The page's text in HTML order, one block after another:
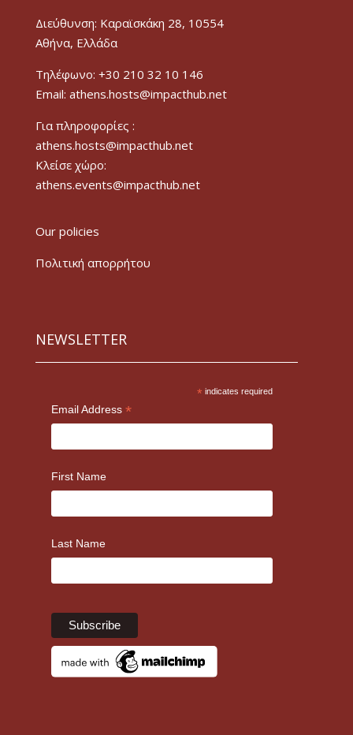
Διεύθυνση: Καραϊσκάκη 28, 10554
Αθήνα, Ελλάδα
Τηλέφωνο: +30 210 32 10 146
Email: athens.hosts@impacthub.net
Για πληροφορίες :
athens.hosts@impacthub.net
Κλείσε χώρο:
athens.events@impacthub.net
Our policies
Πολιτική απορρήτου
NEWSLETTER
* indicates required
Email Address *
First Name
Last Name